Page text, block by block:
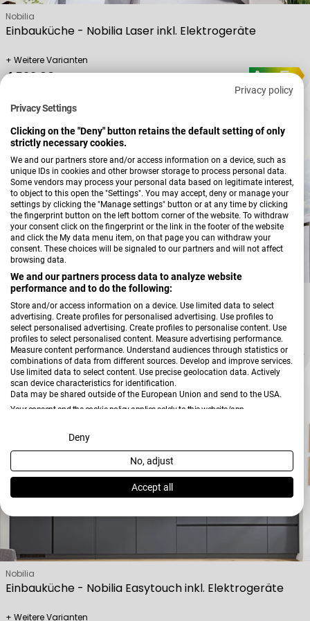
Privacy policy
Privacy Settings
Clicking on the "Deny" button retains the default setting of only
strictly necessary cookies.
We and our partners store and/or access information on a device, such as
unique IDs in cookies and other browser storage to process personal data.
Some vendors may process your personal data based on legitimate interest,
to object to this open the "Settings". You may accept, deny or manage your
settings by clicking the "Manage settings" button or at any time by clicking
the fingerprint button on the left bottom corner of the website. To withdraw
your consent click on the fingerprint or the link in the footer of the website
and click the My data menu item, on that page you can withdraw your
consent. These choices will be signaled to our partners and will not affect
browsing data.
We and our partners process data to analyze website
performance and to do the following:
Store and/or access information on a device. Use limited data to select
advertising. Create profiles for personalised advertising. Use profiles to
select personalised advertising. Create profiles to personalise content. Use
profiles to select personalised content. Measure advertising performance.
Measure content performance. Understand audiences through statistics or
combinations of data from different sources. Develop and improve services.
Use limited data to select content. Use precise geolocation data. Actively
scan device characteristics for identification.
Data may be shared outside of the European Union and send to the USA.
Your consent and the cookie policy applies solely to this website/app.
View Partner List (2 IAB Vendors)
We use your data for the following purposes:
IAB processing purposes:
Use limited data to select advertising
Deny
No, adjust
Accept all
Einbauküche - Nobilia Laser inkl. Elektrogeräte
Verkäufer:
Nobilia
+ Weitere Varianten
Regulärer Preis
4.599,00 €
Einbauküche - Nobilia Riva inkl. Elektrogeräte
Verkäufer:
Nobilia
+ Weitere Varianten
Regulärer Preis
6.499,00 €
Einbauküche - Nobilia Easytouch inkl. Elektrogeräte
Verkäufer:
Nobilia
+ Weitere Varianten